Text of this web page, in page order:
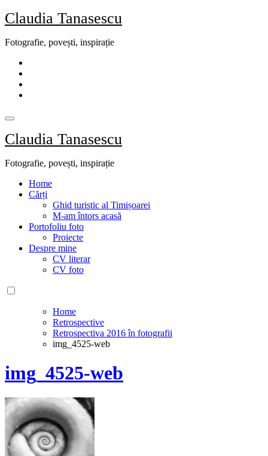
Skip
to
Claudia Tanasescu
Fotografie, povești, inspirație
Claudia Tanasescu
Fotografie, povești, inspirație
Home
Cărți
Ghid turistic al Timișoarei
M-am întors acasă
Portofoliu foto
Proiecte
Despre mine
CV literar
CV foto
Home
Retrospective
Retrospectiva 2016 în fotografii
img_4525-web
img_4525-web